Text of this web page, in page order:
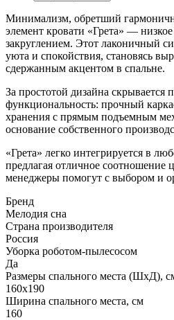
Минимализм, обретший
элемент кровати «Грета» —
закруглением. Этот лаконичный
уюта и спокойствия, становясь
сдержанным акцентом в спальне.
За простотой дизайна скрывается
функциональность: прочный
хранения с прямым подъемным
основание собственного
«Грета» легко интегрируется в
предлагая отличное соотношение
менеджеры помогут с выбором и
Бренд
Мелодия сна
Страна производителя
Россия
Уборка роботом-пылесосом
Да
Размеры спального места (ШхД),
160х190
Ширина спального места, см
160